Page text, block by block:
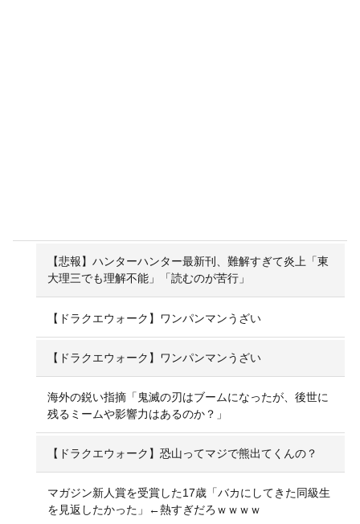
【悲報】ハンターハンター最新刊、難解すぎて炎上「東
大理三でも理解不能」「読むのが苦行」
【ドラクエウォーク】ワンパンマンうざい
【ドラクエウォーク】ワンパンマンうざい
海外の鋭い指摘「鬼滅の刃はブームになったが、後世に
残るミームや影響力はあるのか？」
【ドラクエウォーク】恐山ってマジで熊出てくんの？
マガジン新人賞を受賞した17歳「バカにしてきた同級生
を見返したかった」←熱すぎだろｗｗｗｗ